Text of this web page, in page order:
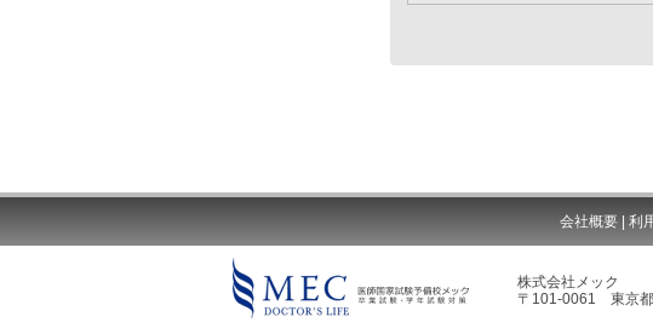
会社概要 | 利
株式会社メック
〒101-0061 東京都